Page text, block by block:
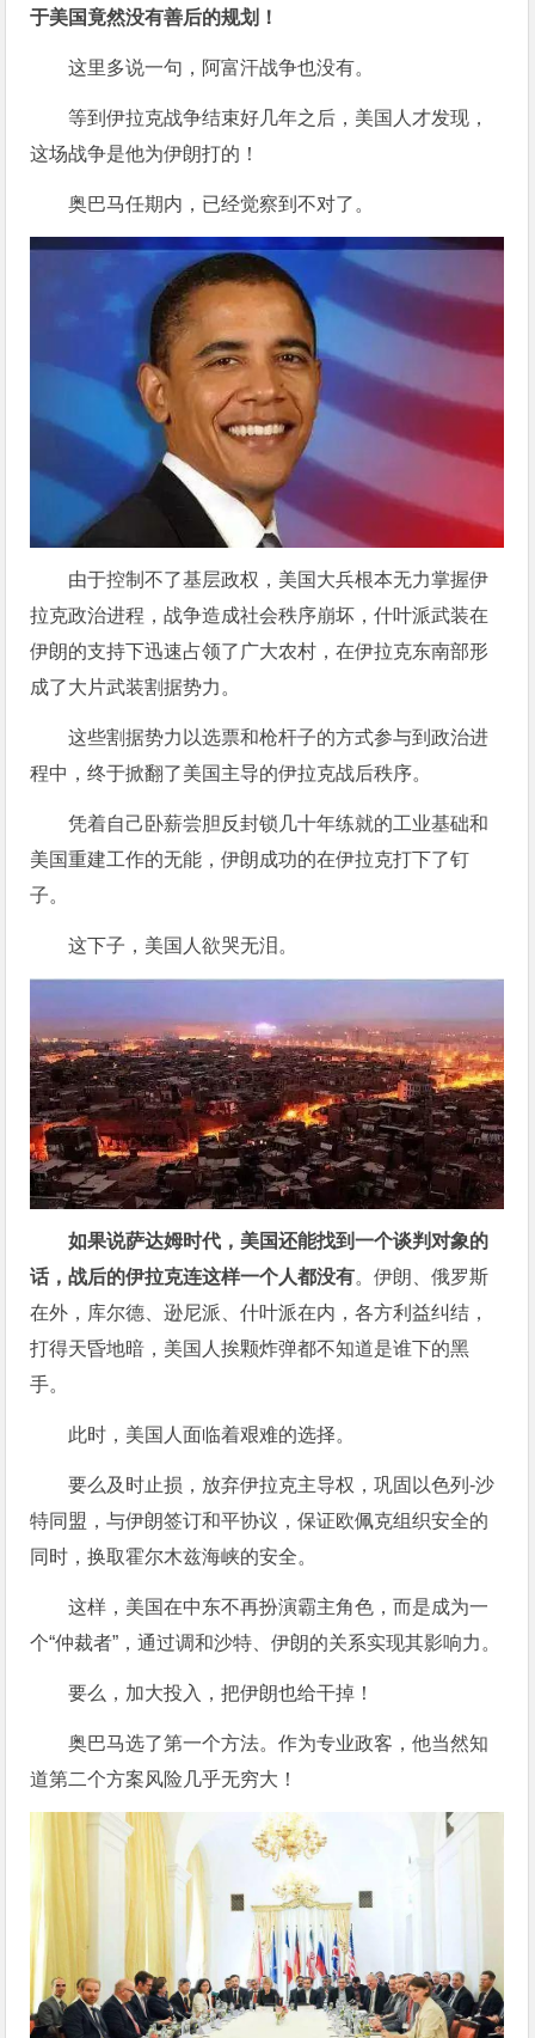
于美国竟然没有善后的规划！
这里多说一句，阿富汗战争也没有。
等到伊拉克战争结束好几年之后，美国人才发现，
这场战争是他为伊朗打的！
奥巴马任期内，已经觉察到不对了。
由于控制不了基层政权，美国大兵根本无力掌握伊
拉克政治进程，战争造成社会秩序崩坏，什叶派武装在
伊朗的支持下迅速占领了广大农村，在伊拉克东南部形
成了大片武装割据势力。
这些割据势力以选票和枪杆子的方式参与到政治进
程中，终于掀翻了美国主导的伊拉克战后秩序。
凭着自己卧薪尝胆反封锁几十年练就的工业基础和
美国重建工作的无能，伊朗成功的在伊拉克打下了钉
子。
这下子，美国人欲哭无泪。
如果说萨达姆时代，美国还能找到一个谈判对象的
话，战后的伊拉克连这样一个人都没有。伊朗、俄罗斯
在外，库尔德、逊尼派、什叶派在内，各方利益纠结，
打得天昏地暗，美国人挨颗炸弹都不知道是谁下的黑
手。
此时，美国人面临着艰难的选择。
要么及时止损，放弃伊拉克主导权，巩固以色列-沙
特同盟，与伊朗签订和平协议，保证欧佩克组织安全的
同时，换取霍尔木兹海峡的安全。
这样，美国在中东不再扮演霸主角色，而是成为一
个“仲裁者”，通过调和沙特、伊朗的关系实现其影响力。
要么，加大投入，把伊朗也给干掉！
奥巴马选了第一个方法。作为专业政客，他当然知
道第二个方案风险几乎无穷大！